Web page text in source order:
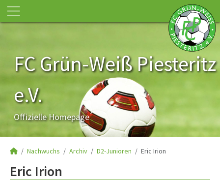
FC Grün-Weiß Piesteritz
e.V.
Offizielle Homepage
Nachwuchs Archiv D2-Junioren Eric Irion
Eric Irion